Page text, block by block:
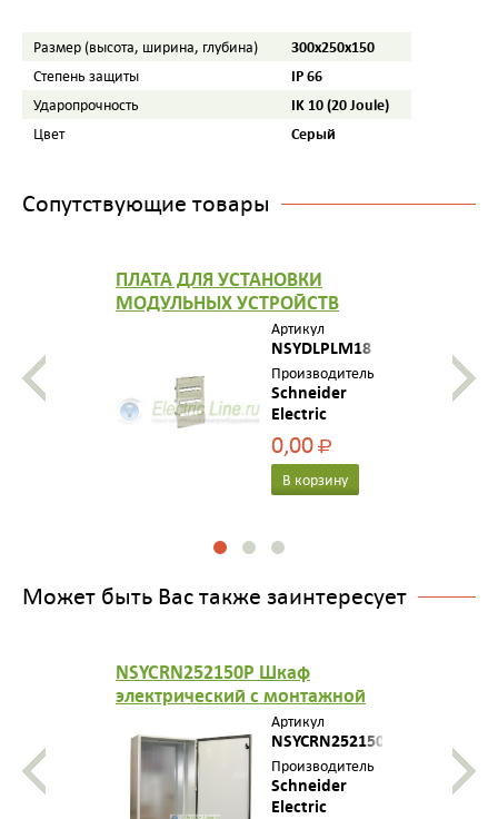
Размер (высота, ширина, глубина) 300х250х150
Степень защиты IP 66
Ударопрочность IK 10 (20 Joule)
Цвет Серый
Сопутствующие товары
ПЛАТА ДЛЯ УСТАНОВКИ
МОДУЛЬНЫХ УСТРОЙСТВ
Артикул
NSYDLPLM18
Производитель
Schneider
Electric
0,00Р
В корзину
Может быть Вас также заинтересует
NSYCRN252150P Шкаф
электрический с монтажной
панелью 250x200x150 ВхШхГ
IP66
Артикул
NSYCRN252150P
Производитель
Schneider
Electric